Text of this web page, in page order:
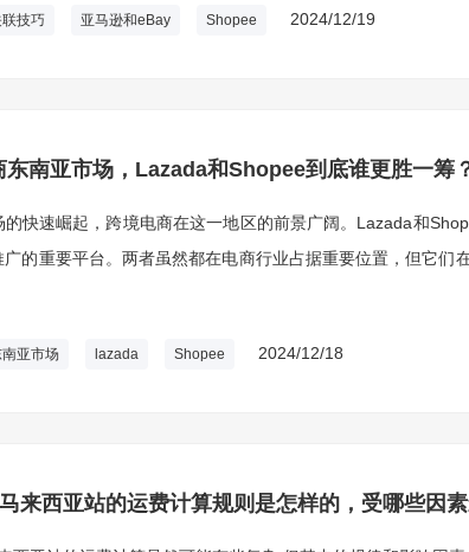
技巧 亚马逊和eBay Shopee 2024/12/19
东南亚市场，Lazada和Shopee到底谁更胜一筹
的快速崛起，跨境电商在这一地区的前景广阔。Lazada和
广的重要平台。两者虽然都在电商行业占据重要位置，但它们
亚市场 lazada Shopee 2024/12/18
来西亚站的运费计算规则是怎样的，受哪些因素